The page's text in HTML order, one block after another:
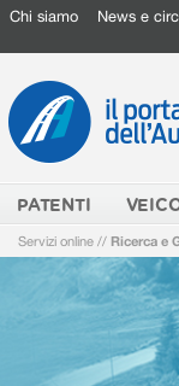
Chi siamo News e
PATENTI
Servizi online // Ricerca e